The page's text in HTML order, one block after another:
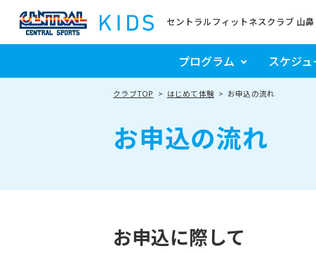
セントラルフィットネスクラブ 山鼻
プログラム スケジ
クラブTOP はじめて体験 お申込の流れ
お申込の流れ
お申込に際して